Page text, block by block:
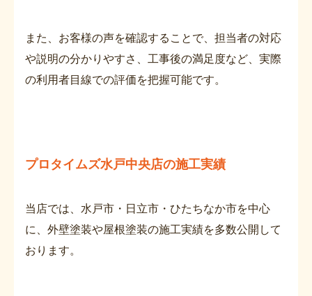
また、お客様の声を確認することで、担当者の対応
や説明の分かりやすさ、工事後の満足度など、実際
の利用者目線での評価を把握可能です。
プロタイムズ水戸中央店の施工実績
当店では、水戸市・日立市・ひたちなか市を中心
に、外壁塗装や屋根塗装の施工実績を多数公開して
おります。